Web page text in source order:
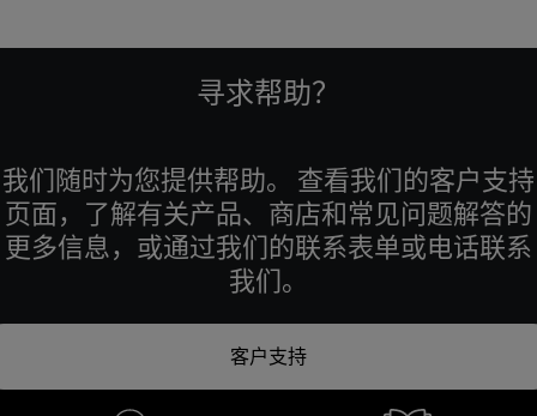
寻求帮助？
我们随时为您提供帮助。 查看我们的客户支持
页面，了解有关产品、商店和常见问题解答的
更多信息，或通过我们的联系表单或电话联系
我们。
客户支持